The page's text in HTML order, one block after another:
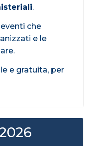
.
che
e le
e gratuita, per